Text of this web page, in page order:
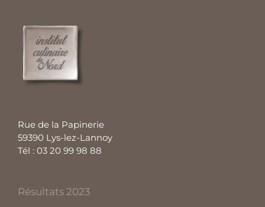
Rue de la Papinerie
59390 Lys-lez-Lannoy
Tél : 03 20 99 98 88
Résultats 2023